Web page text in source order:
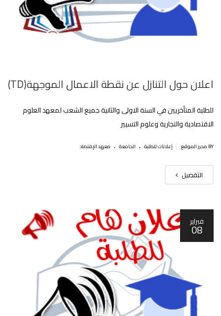
اعلان حول التنازل عن نقطة الاعمال الموجهة(TD)
للطلبة المتأخريين في السنة الاولى والثانية جميع الشعب لمعهد العلوم
الاقتصادية والتجارية وعلوم التسيير
BY محرر الموقع إعلانات للطلبة . الجامعة . معهد الإقتصاد
التفصيل
فبراير
08